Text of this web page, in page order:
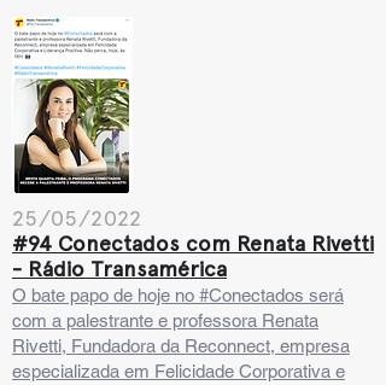
25/05/2022
#94 Conectados com Renata Rivetti
- Rádio Transamérica
O bate papo de hoje no #Conectados será
com a palestrante e professora Renata
Rivetti, Fundadora da Reconnect, empresa
especializada em Felicidade Corporativa e